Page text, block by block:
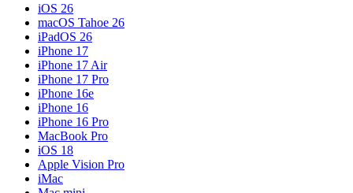
iOS 26
macOS Tahoe 26
iPadOS 26
iPhone 17
iPhone 17 Air
iPhone 17 Pro
iPhone 16e
iPhone 16
iPhone 16 Pro
MacBook Pro
iOS 18
Apple Vision Pro
iMac